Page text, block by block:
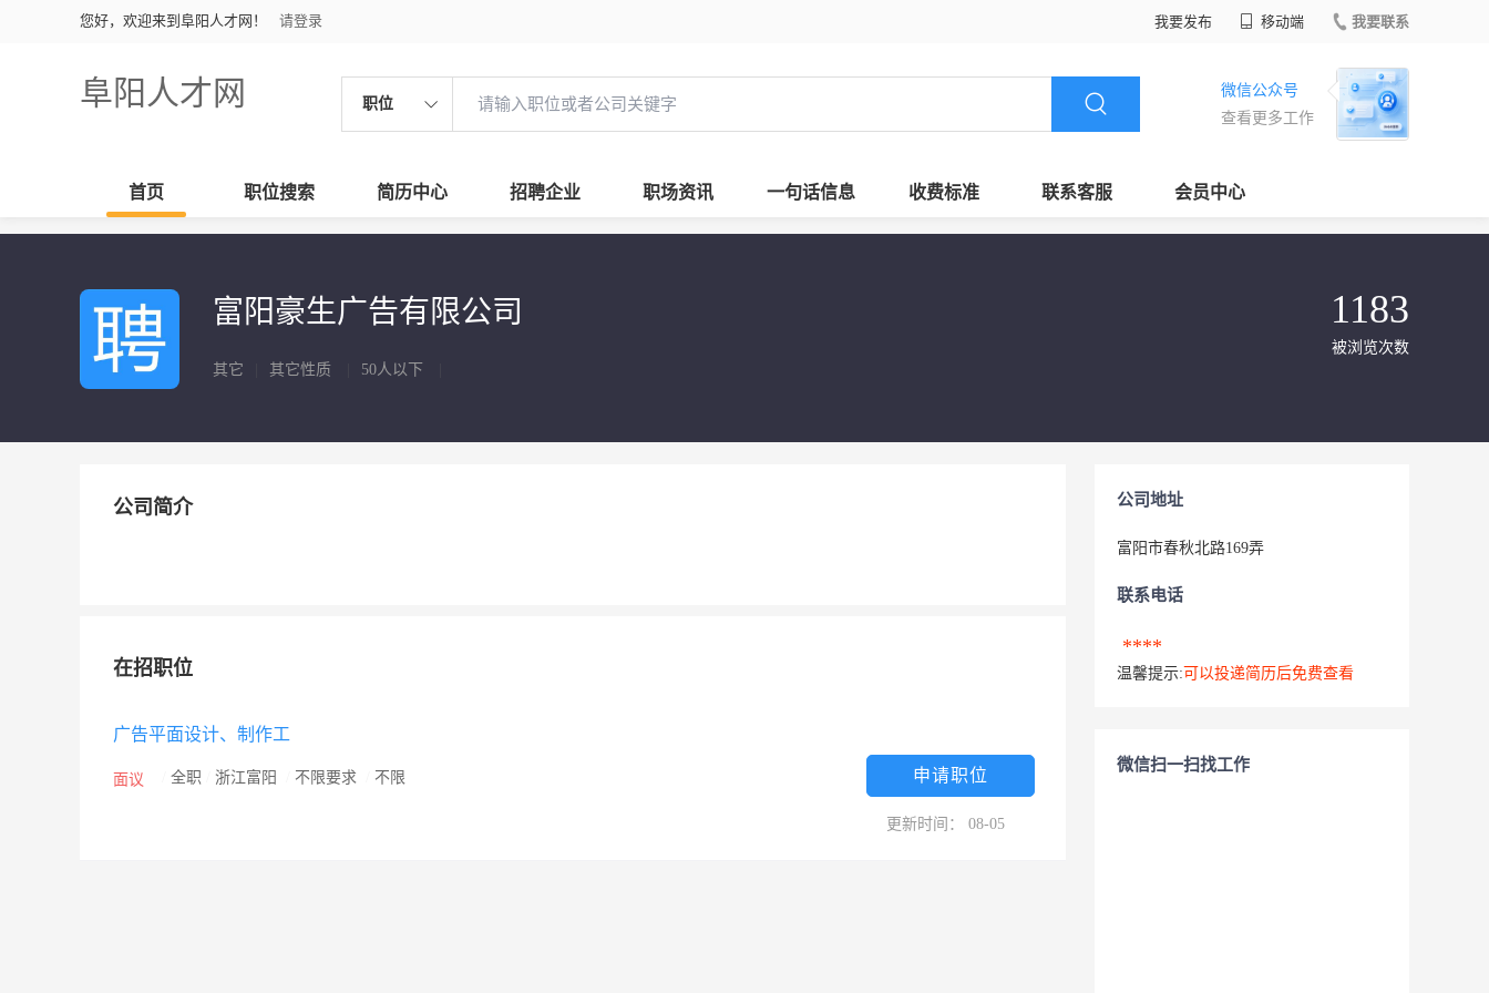
您好，欢迎来到阜阳人才网！ 请登录 我要发布 移动端 我要联系
阜阳人才网 职位
微信公众号
查看更多工作
首页 职位搜索 简历中心 招聘企业 职场资讯 一句话信息 收费标准 联系客服 会员中心
富阳豪生广告有限公司
其它 其它性质 50人以下
1183
被浏览次数
公司简介
在招职位
广告平面设计、制作工
面议 全职 浙江富阳 不限要求 不限 申请职位
更新时间： 08-05
公司地址
富阳市春秋北路169弄
联系电话
****
温馨提示: 可以投递简历后免费查看
微信扫一扫找工作